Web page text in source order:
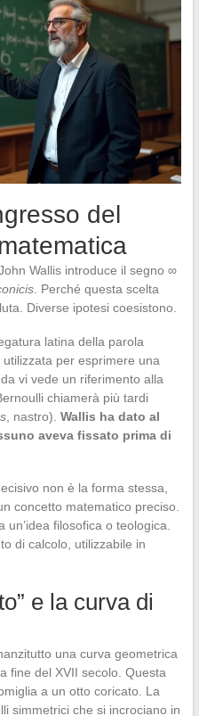
del
Wallis introduce il segno ∞
. Perché questa scelta
Diverse ipotesi coesistono.
latina della parola
per esprimere una
vi vede un riferimento alla
chiamerà più tardi
, nastro). Wallis ha dato al
aveva fissato prima di
non è la forma stessa,
concetto matematico preciso.
un’idea filosofica o teologica.
di calcolo, utilizzabile in
e la curva di
una curva geometrica
fine del XVII secolo. Questa
a un otto coricato. La
simmetrici che si incrociano in